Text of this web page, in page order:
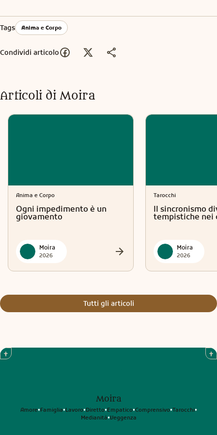
Tags Anima e Corpo
Condividi articolo
Articoli di Moira
Anima e Corpo
Ogni impedimento è un
giovamento
Moira
2026
Tarocchi
Il sincronismo
tempistiche nei
Moira
2026
Tutti gli articoli
Moira
Amore•Famiglia•Lavoro•Diretto•Empatico•Comprensivo•Tarocchi•
Medianità•Veggenza